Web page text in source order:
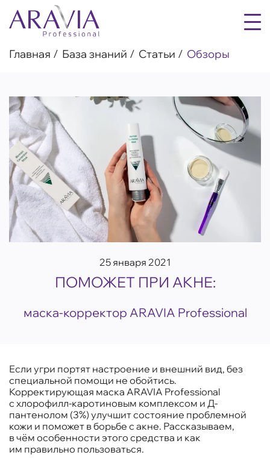
Главная База знаний Статьи Обзоры
25 января 2021
ПОМОЖЕТ ПРИ АКНЕ:
маска-корректор ARAVIA Professional
Если угри портят настроение и внешний вид, без
специальной помощи не обойтись.
Корректирующая маска ARAVIA Professional
с хлорофилл-каротиновым комплексом и Д-
пантенолом (3%) улучшит состояние проблемной
кожи и поможет в борьбе с акне. Рассказываем,
в чём особенности этого средства и как
им правильно пользоваться.